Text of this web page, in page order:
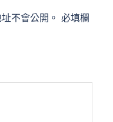
不會公開。 必填欄